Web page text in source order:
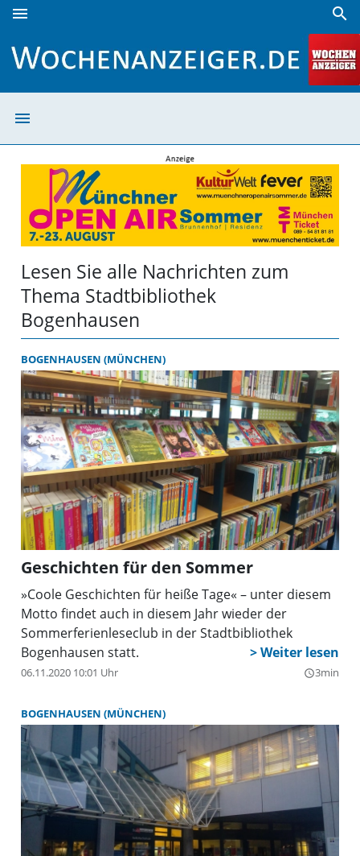
menu search
menu
Lesen Sie alle Nachrichten zum
Thema Stadtbibliothek
Bogenhausen
BOGENHAUSEN (MÜNCHEN)
Geschichten für den Sommer
»Coole Geschichten für heiße Tage« – unter diesem
Motto findet auch in diesem Jahr wieder der
Sommerferienleseclub in der Stadtbibliothek
Bogenhausen statt.
06.11.2020 10:01 Uhr query_builder3min
BOGENHAUSEN (MÜNCHEN)